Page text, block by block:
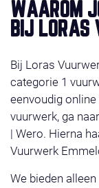
WAAROM
BIJ LORAS
Bij Loras
categorie 1
eenvoudig
vuurwerk, ga
| Wero. Hierna
Vuurwerk
We bieden